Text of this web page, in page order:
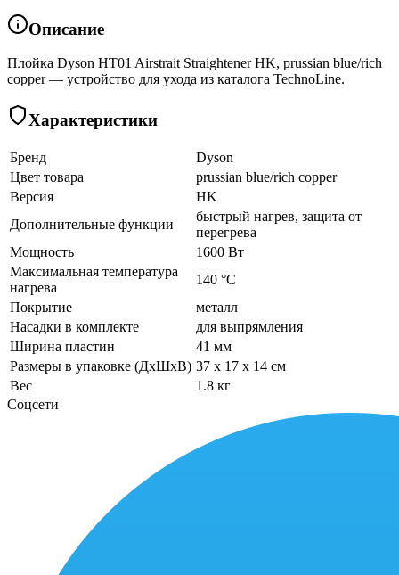
Описание
Плойка Dyson HT01 Airstrait Straightener HK, prussian blue/rich
copper — устройство для ухода из каталога TechnoLine.
Характеристики
Бренд
Dyson
Цвет товара
prussian blue/rich copper
Версия
HK
Дополнительные функции
быстрый нагрев, защита от
перегрева
Мощность
1600 Вт
Максимальная температура
нагрева
140 °C
Покрытие
металл
Насадки в комплекте
для выпрямления
Ширина пластин
41 мм
Размеры в упаковке (ДхШхВ) 37 x 17 x 14 см
Вес
1.8 кг
Соцсети